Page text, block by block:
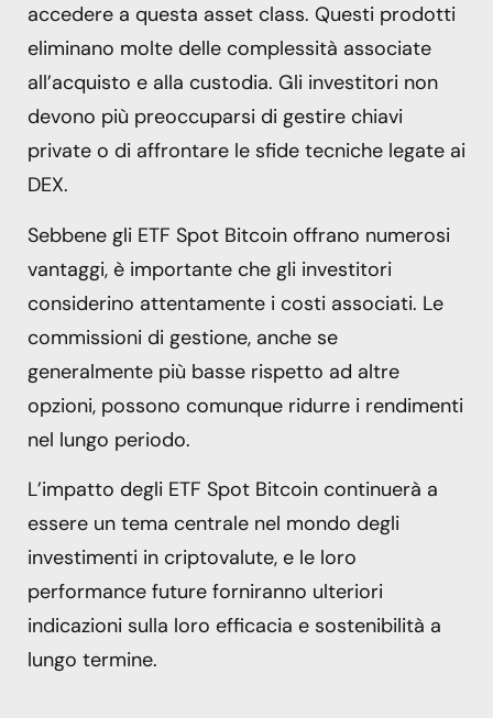
accedere a questa asset class. Questi prodotti
eliminano molte delle complessità associate
all’acquisto e alla custodia. Gli investitori non
devono più preoccuparsi di gestire chiavi
private o di affrontare le sfide tecniche legate ai
DEX.
Sebbene gli ETF Spot Bitcoin offrano numerosi
vantaggi, è importante che gli investitori
considerino attentamente i costi associati. Le
commissioni di gestione, anche se
generalmente più basse rispetto ad altre
opzioni, possono comunque ridurre i rendimenti
nel lungo periodo.
L’impatto degli ETF Spot Bitcoin continuerà a
essere un tema centrale nel mondo degli
investimenti in criptovalute, e le loro
performance future forniranno ulteriori
indicazioni sulla loro efficacia e sostenibilità a
lungo termine.